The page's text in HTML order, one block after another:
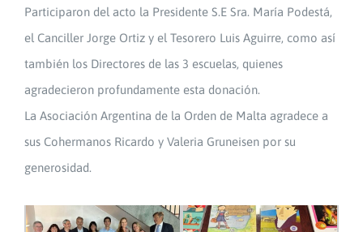
Participaron del acto la Presidente S.E Sra. María Podestá,
el Canciller Jorge Ortiz y el Tesorero Luis Aguirre, como así
también los Directores de las 3 escuelas, quienes
agradecieron profundamente esta donación.
La Asociación Argentina de la Orden de Malta agradece a
sus Cohermanos Ricardo y Valeria Gruneisen por su
generosidad.